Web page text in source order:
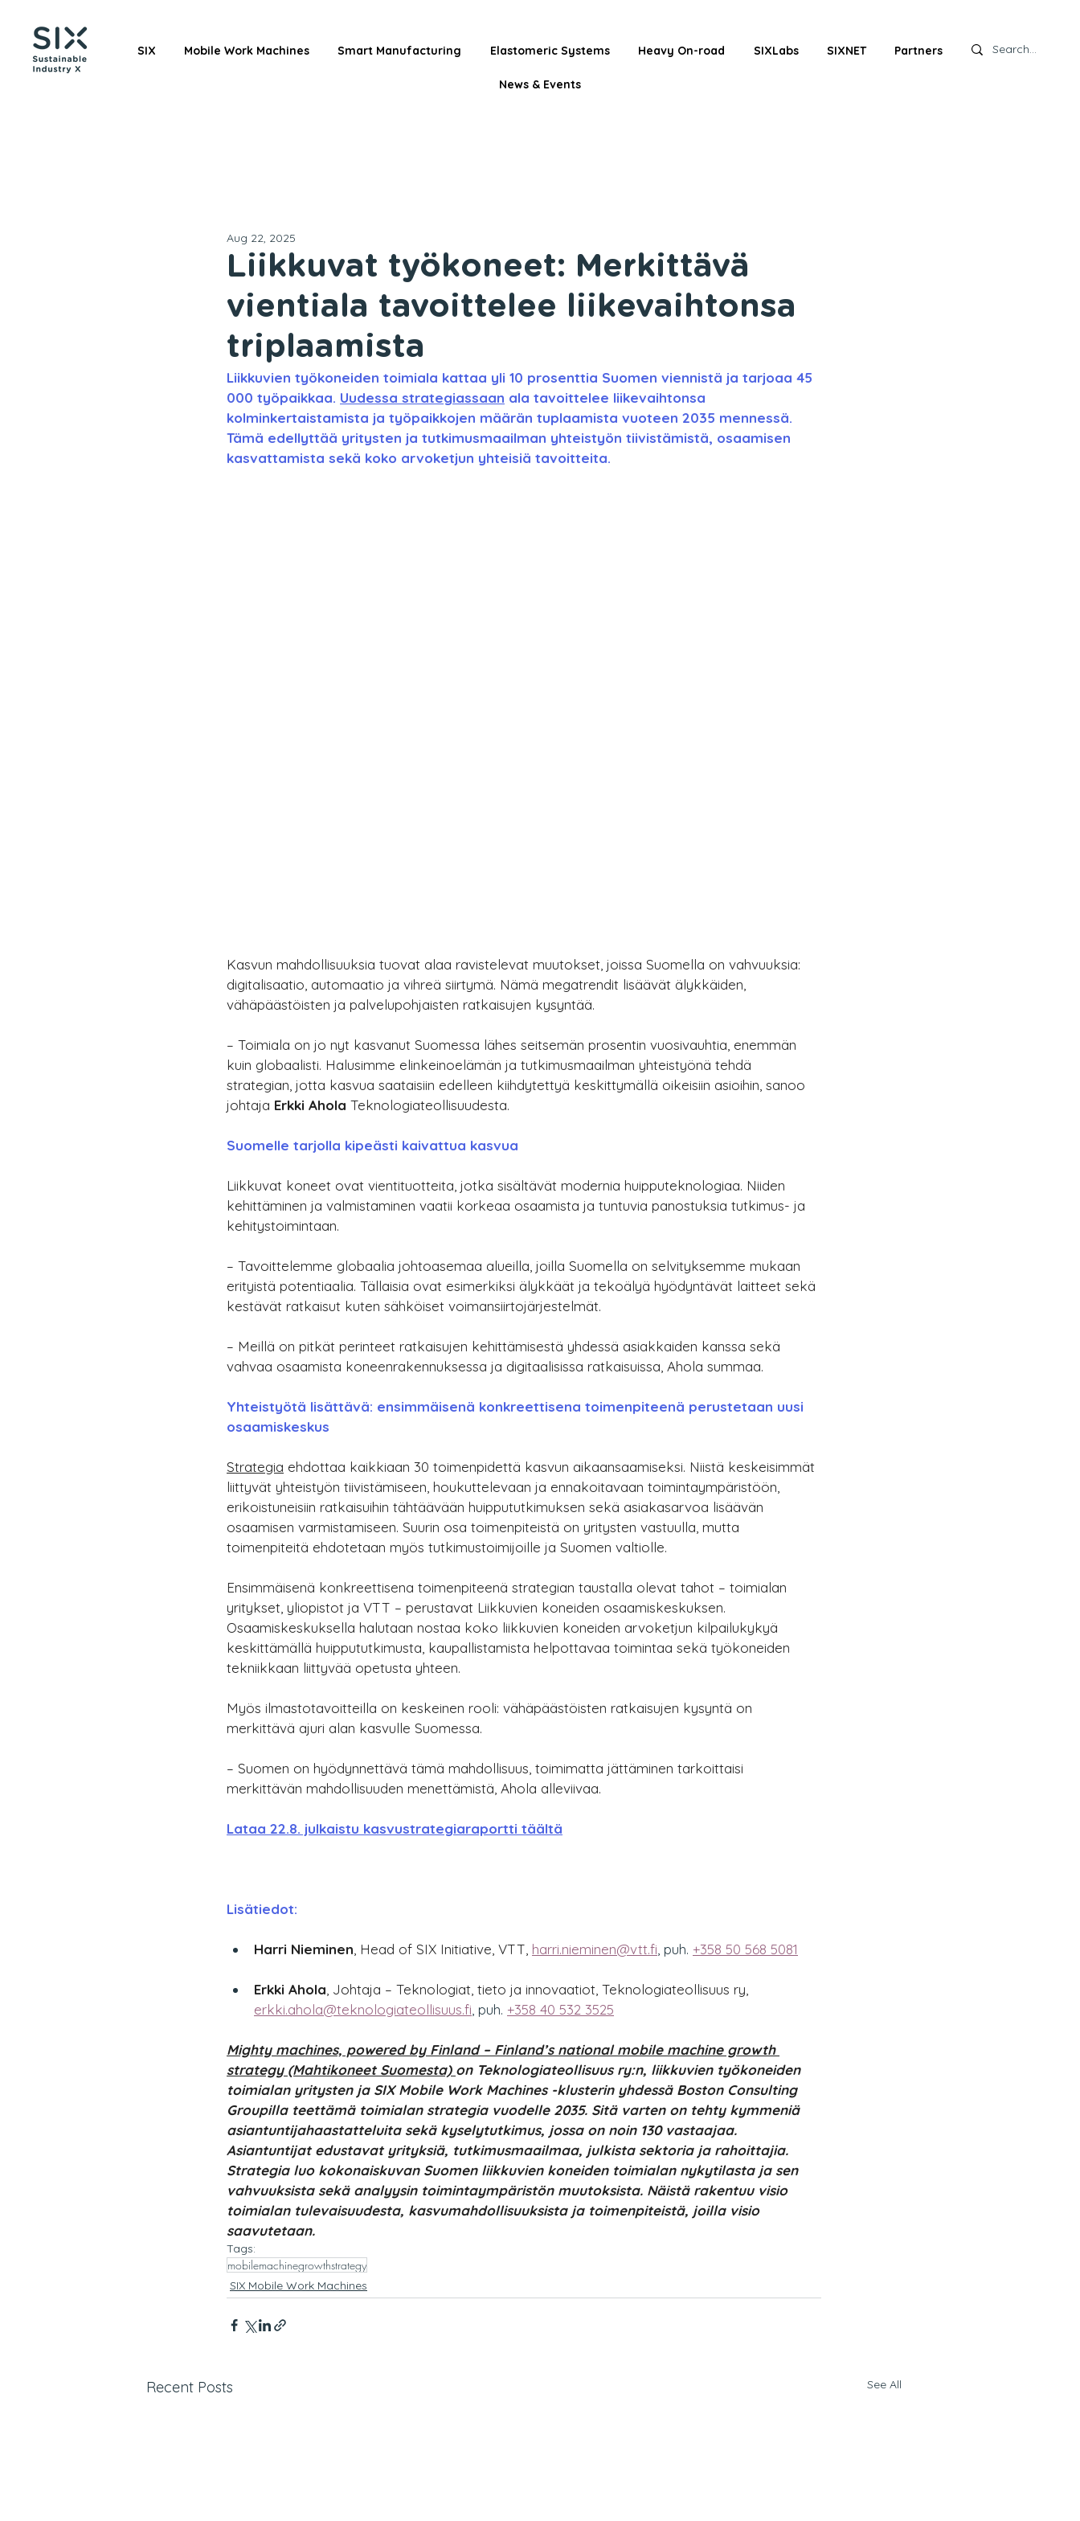
SIX Mobile Work Machines Smart Manufacturing Elastomeric Systems Heavy On-road SIXLabs SIXNET Partners
News & Events
Liikkuvat työkoneet: Merkittävä
vientiala tavoittelee liikevaihtonsa
triplaamista
Aug 22, 2025
Liikkuvien työkoneiden toimiala kattaa yli 10 prosenttia Suomen viennistä ja tarjoaa 45
000 työpaikkaa. Uudessa strategiassaan ala tavoittelee liikevaihtonsa
kolminkertaistamista ja työpaikkojen määrän tuplaamista vuoteen 2035 mennessä.
Tämä edellyttää yritysten ja tutkimusmaailman yhteistyön tiivistämistä, osaamisen
kasvattamista sekä koko arvoketjun yhteisiä tavoitteita.
Kasvun mahdollisuuksia tuovat alaa ravistelevat muutokset, joissa Suomella on vahvuuksia:
digitalisaatio, automaatio ja vihreä siirtymä. Nämä megatrendit lisäävät älykkäiden,
vähäpäästöisten ja palvelupohjaisten ratkaisujen kysyntää.
– Toimiala on jo nyt kasvanut Suomessa lähes seitsemän prosentin vuosivauhtia, enemmän
kuin globaalisti. Halusimme elinkeinoelämän ja tutkimusmaailman yhteistyönä tehdä
strategian, jotta kasvua saataisiin edelleen kiihdytettyä keskittymällä oikeisiin asioihin, sanoo
johtaja Erkki Ahola Teknologiateollisuudesta.
Suomelle tarjolla kipeästi kaivattua kasvua
Liikkuvat koneet ovat vientituotteita, jotka sisältävät modernia huipputeknologiaa. Niiden
kehittäminen ja valmistaminen vaatii korkeaa osaamista ja tuntuvia panostuksia tutkimus- ja
kehitystoimintaan.
– Tavoittelemme globaalia johtoasemaa alueilla, joilla Suomella on selvityksemme mukaan
erityistä potentiaalia. Tällaisia ovat esimerkiksi älykkäät ja tekoälyä hyödyntävät laitteet sekä
kestävät ratkaisut kuten sähköiset voimansiirtojärjestelmät.
– Meillä on pitkät perinteet ratkaisujen kehittämisestä yhdessä asiakkaiden kanssa sekä
vahvaa osaamista koneenrakennuksessa ja digitaalisissa ratkaisuissa, Ahola summaa.
Yhteistyötä lisättävä: ensimmäisenä konkreettisena toimenpiteenä perustetaan uusi
osaamiskeskus
Strategia ehdottaa kaikkiaan 30 toimenpidettä kasvun aikaansaamiseksi. Niistä keskeisimmät
liittyvät yhteistyön tiivistämiseen, houkuttelevaan ja ennakoitavaan toimintaympäristöön,
erikoistuneisiin ratkaisuihin tähtäävään huippututkimuksen sekä asiakasarvoa lisäävän
osaamisen varmistamiseen. Suurin osa toimenpiteistä on yritysten vastuulla, mutta
toimenpiteitä ehdotetaan myös tutkimustoimijoille ja Suomen valtiolle.
Ensimmäisenä konkreettisena toimenpiteenä strategian taustalla olevat tahot – toimialan
yritykset, yliopistot ja VTT – perustavat Liikkuvien koneiden osaamiskeskuksen.
Osaamiskeskuksella halutaan nostaa koko liikkuvien koneiden arvoketjun kilpailukykyä
keskittämällä huippututkimusta, kaupallistamista helpottavaa toimintaa sekä työkoneiden
tekniikkaan liittyvää opetusta yhteen.
Myös ilmastotavoitteilla on keskeinen rooli: vähäpäästöisten ratkaisujen kysyntä on
merkittävä ajuri alan kasvulle Suomessa.
– Suomen on hyödynnettävä tämä mahdollisuus, toimimatta jättäminen tarkoittaisi
merkittävän mahdollisuuden menettämistä, Ahola alleviivaa.
Lataa 22.8. julkaistu kasvustrategiaraportti täältä
Lisätiedot:
Harri Nieminen , Head of SIX Initiative, VTT, harri.nieminen@vtt.fi , puh. +358 50 568 5081
Erkki Ahola , Johtaja – Teknologiat, tieto ja innovaatiot, Teknologiateollisuus ry,
erkki.ahola@teknologiateollisuus.fi , puh. +358 40 532 3525
Mighty machines, powered by Finland – Finland’s national mobile machine growth
strategy (Mahtikoneet Suomesta) on Teknologiateollisuus ry:n, liikkuvien työkoneiden
toimialan yritysten ja SIX Mobile Work Machines -klusterin yhdessä Boston Consulting
Groupilla teettämä toimialan strategia vuodelle 2035. Sitä varten on tehty kymmeniä
asiantuntijahaastatteluita sekä kyselytutkimus, jossa on noin 130 vastaajaa.
Asiantuntijat edustavat yrityksiä, tutkimusmaailmaa, julkista sektoria ja rahoittajia.
Strategia luo kokonaiskuvan Suomen liikkuvien koneiden toimialan nykytilasta ja sen
vahvuuksista sekä analyysin toimintaympäristön muutoksista. Näistä rakentuu visio
toimialan tulevaisuudesta, kasvumahdollisuuksista ja toimenpiteistä, joilla visio
saavutetaan.
Tags:
mobilemachinegrowthstrategy
SIX Mobile Work Machines
Recent Posts See All